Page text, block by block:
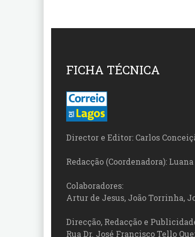
FICHA TÉCNICA
Director e Editor: Carlos
Redacção (Coordenadora):
Colaboradores:
Artur de Jesus, João Torrinha,
Direcção, Redacção e
Rua Dr. José Francisco Tello